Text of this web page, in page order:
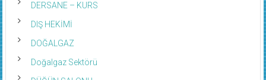
DERSANE – KURS
DIŞ HEKİMİ
DOĞALGAZ
Doğalgaz Sektörü